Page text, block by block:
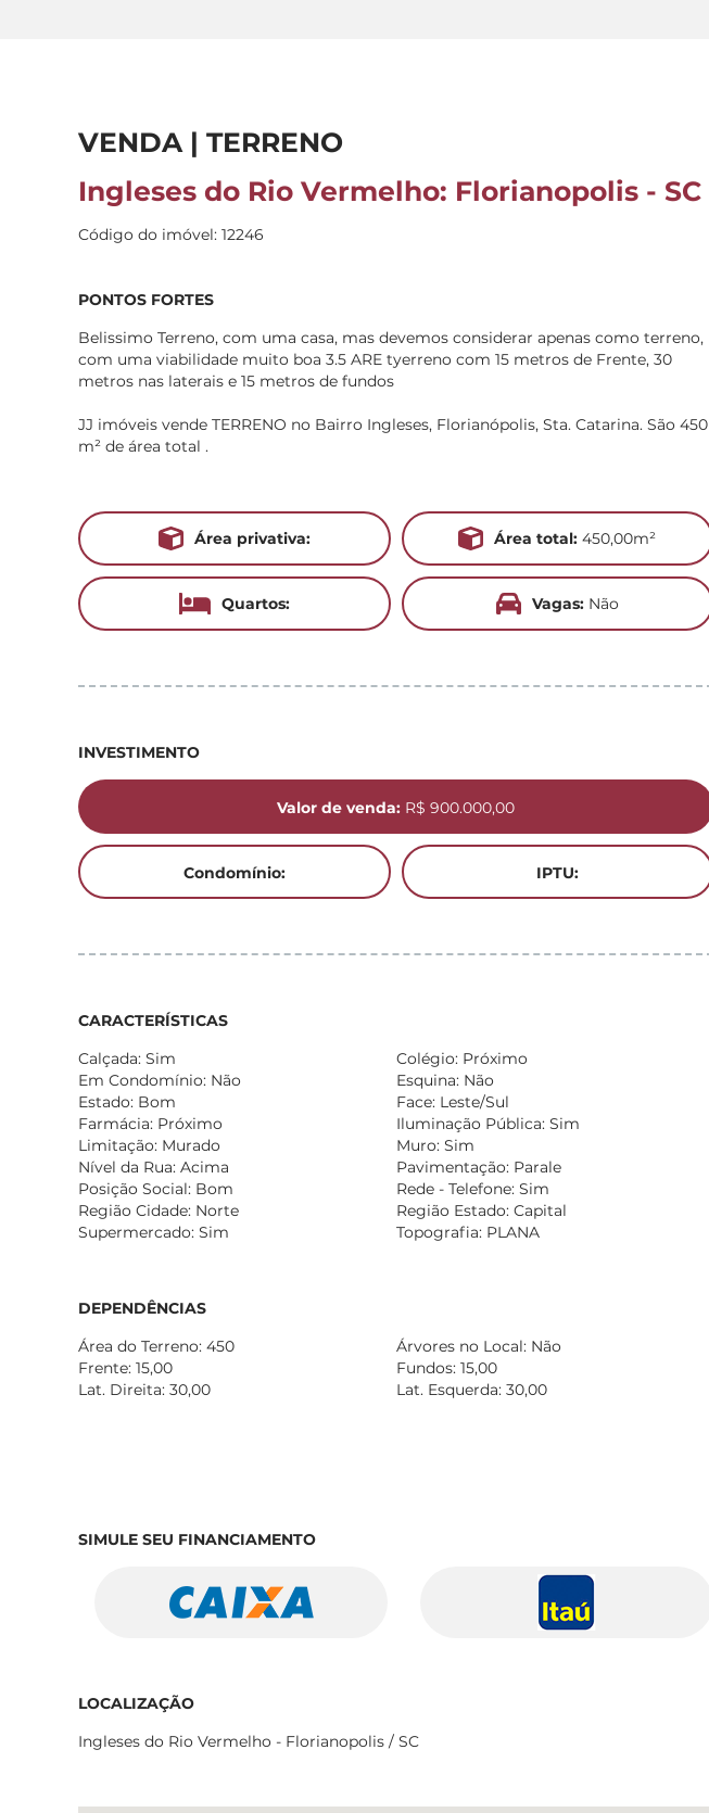
VENDA | TERRENO
Ingleses do Rio Vermelho: Florianopolis - SC
Código do imóvel: 12246
PONTOS FORTES
Belissimo Terreno, com uma casa, mas devemos considerar apenas como terreno,
com uma viabilidade muito boa 3.5 ARE tyerreno com 15 metros de Frente, 30
metros nas laterais e 15 metros de fundos
JJ imóveis vende TERRENO no Bairro Ingleses, Florianópolis, Sta. Catarina. São 450
m² de área total .
Área privativa: Área total: 450,00m²
Quartos: Vagas:Não
INVESTIMENTO
Valor de venda: R$ 900.000,00
Condomínio: IPTU:
CARACTERÍSTICAS
Calçada: Sim
Colégio: Próximo
Em Condomínio: Não
Esquina: Não
Estado: Bom
Face: Leste/Sul
Farmácia: Próximo
Iluminação Pública: Sim
Limitação: Murado
Muro: Sim
Nível da Rua: Acima
Pavimentação: Parale
Posição Social: Bom
Rede - Telefone: Sim
Região Cidade: Norte
Região Estado: Capital
Supermercado: Sim
Topografia: PLANA
DEPENDÊNCIAS
Área do Terreno: 450
Árvores no Local: Não
Frente: 15,00
Fundos: 15,00
Lat. Direita: 30,00
Lat. Esquerda: 30,00
SIMULE SEU FINANCIAMENTO
LOCALIZAÇÃO
Ingleses do Rio Vermelho - Florianopolis / SC